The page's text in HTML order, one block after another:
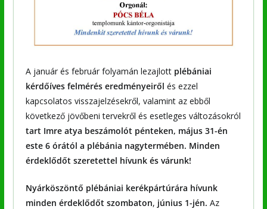
A január és február folyamán lezajlott plébániai
kérdőíves felmérés eredményeiről és ezzel
kapcsolatos visszajelzésekről, valamint az ebből
következő jövőbeni tervekről és esetleges változásokról
tart Imre atya beszámolót pénteken, május 31-én
este 6 órától a plébánia nagytermében. Minden
érdeklődőt szeretettel hívunk és várunk!
Nyárköszöntő plébániai kerékpártúrára hívunk
minden érdeklődőt szombaton, június 1-jén. Az